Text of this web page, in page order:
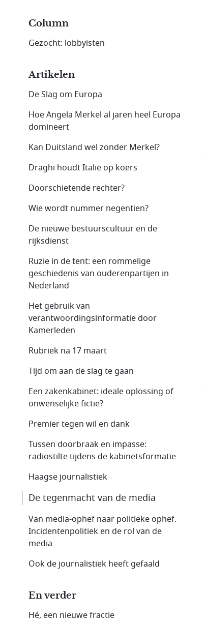
Column
Gezocht: lobbyisten
Artikelen
De Slag om Europa
Hoe Angela Merkel al jaren heel Europa
domineert
Kan Duitsland wel zonder Merkel?
Draghi houdt Italië op koers
Doorschietende rechter?
Wie wordt nummer negentien?
De nieuwe bestuurscultuur en de
rijksdienst
Ruzie in de tent: een rommelige
geschiedenis van ouderenpartijen in
Nederland
Het gebruik van
verantwoordingsinformatie door
Kamerleden
Rubriek na 17 maart
Tijd om aan de slag te gaan
Een zakenkabinet: ideale oplossing of
onwenselijke fictie?
Premier tegen wil en dank
Tussen doorbraak en impasse:
radiostilte tijdens de kabinetsformatie
Haagse journalistiek
De tegenmacht van de media
Van media-ophef naar politieke ophef.
Incidentenpolitiek en de rol van de
media
Ook de journalistiek heeft gefaald
En verder
Hé, een nieuwe fractie